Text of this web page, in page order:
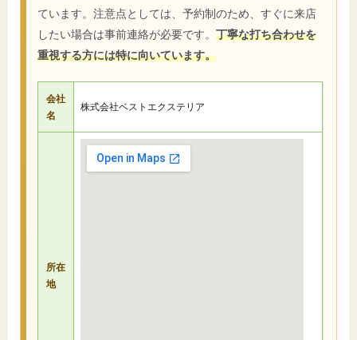
ています。注意点としては、予約制のため、すぐに来店
したい場合は事前連絡が必要です。 丁寧な打ち合わせを
重視する方には特に向いています。
会社
名
株式会社ベストエクステリア
所在
地